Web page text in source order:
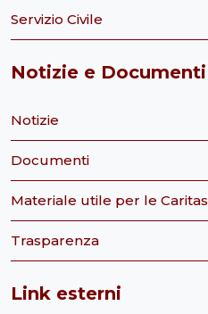
Servizio Civile
Notizie e Documenti
Notizie
Documenti
Materiale utile per le Caritas
Trasparenza
Link esterni